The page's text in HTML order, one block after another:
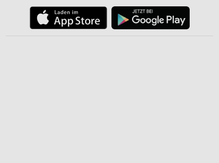
Inhalten
IAB-Besonderheiten: